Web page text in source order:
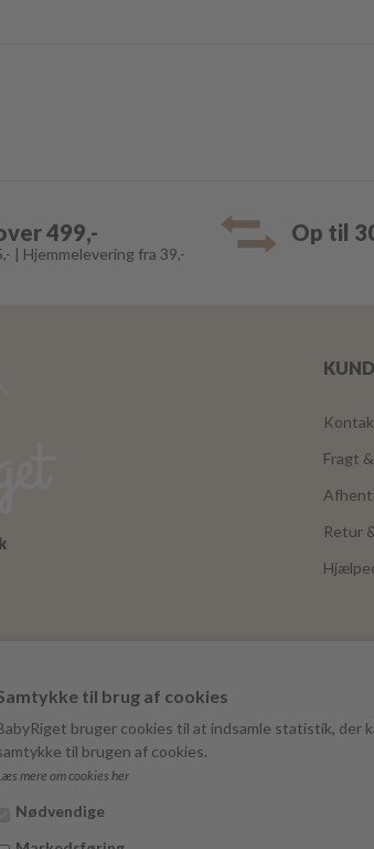
til brug af cookies
bruger cookies til at indsamle statistik,
til brugen af cookies.
mere om cookies her
Nødvendige
499,-
| Hjemmelevering fra 39,-
Op til
Fragt
Retur